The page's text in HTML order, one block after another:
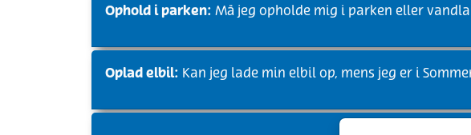
Ophold i parken: Må jeg opholde mig i parken eller
Oplad elbil: Kan jeg lade min elbil op, mens jeg er i